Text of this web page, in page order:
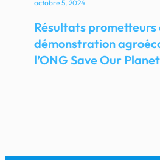
octobre 5, 2024
Résultats prometteurs
démonstration
l’ONG Save Our Planet